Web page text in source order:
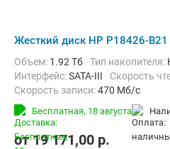
Жесткий диск HP P18426-B21
Объем: 1.92 Тб Тип накопителя:
Интерфейс:SATA-III Скорость
Скорость записи:470 Мб/с
Бесплатная, 18 августа
от19 171,00 p.